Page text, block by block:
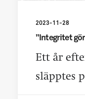
2023-11-28
”Integritet
Ett år
släpptes